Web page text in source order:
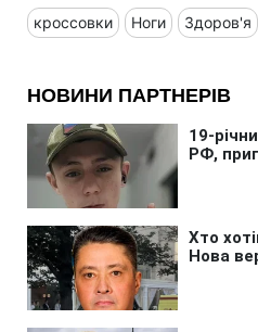
кроссовки Ноги Здоров'я